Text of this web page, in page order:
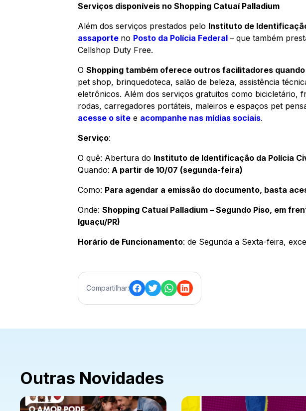
Serviços disponíveis no Shopping Catuaí Palladium
Além dos serviços prestados pelo Instituto de
assaporte no Posto da Polícia Federal – que também
Cellshop Duty Free.
O Shopping também oferece outros facilitadores
pet shop, brinquedoteca, salão de beleza, assistência
eletrônicos. Além dos serviços gratuitos como bicicletário,
rodas, carregadores portáteis, maleiros e espaços pet
acesse o site e acompanhe nas mídias sociais.
Serviço:
O quê: Abertura do Instituto de Identificação da Polícia
Quando: A partir de 10/07 (segunda-feira)
Como: Para agendar a emissão do documento, basta
Onde: Shopping Catuaí Palladium – Segundo Piso, em
Iguaçu/PR)
Horário de Funcionamento: de Segunda a Sexta-feira,
Compartilhar:
Outras Novidades